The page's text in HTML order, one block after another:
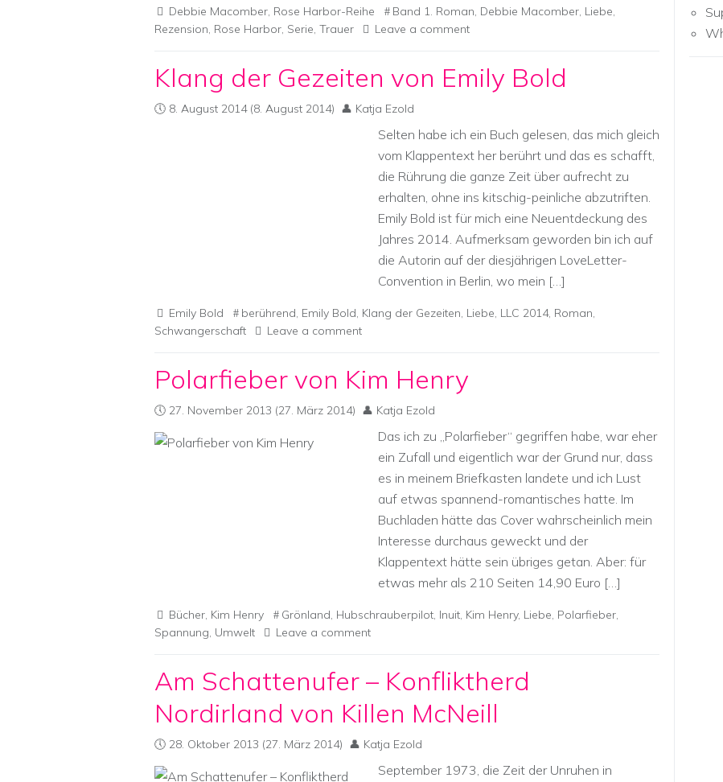
Debbie Macomber, Rose Harbor-Reihe Band 1. Roman, Debbie Macomber, Liebe,
Rezension, Rose Harbor, Serie, Trauer Leave a comment
Klang der Gezeiten von Emily Bold
8. August 2014(8. August 2014) Katja Ezold
Selten habe ich ein Buch gelesen, das mich gleich
vom Klappentext her berührt und das es schafft,
die Rührung die ganze Zeit über aufrecht zu
erhalten, ohne ins kitschig-peinliche abzutriften.
Emily Bold ist für mich eine Neuentdeckung des
Jahres 2014. Aufmerksam geworden bin ich auf
die Autorin auf der diesjährigen LoveLetter-
Convention in Berlin, wo mein […]
Emily Bold berührend, Emily Bold, Klang der Gezeiten, Liebe, LLC 2014, Roman,
Schwangerschaft
Leave a comment
Polarfieber von Kim Henry
27. November 2013 (27. März 2014) Katja Ezold
Das ich zu „Polarfieber“ gegriffen habe, war eher
ein Zufall und eigentlich war der Grund nur, dass
es in meinem Briefkasten landete und ich Lust
auf etwas spannend-romantisches hatte. Im
Buchladen hätte das Cover wahrscheinlich mein
Interesse durchaus geweckt und der
Klappentext hätte sein übriges getan. Aber: für
etwas mehr als 210 Seiten 14,90 Euro […]
Bücher, Kim Henry Grönland, Hubschrauberpilot, Inuit, Kim Henry, Liebe, Polarfieber,
Spannung, Umwelt Leave a comment
Am Schattenufer – Konfliktherd
Nordirland von Killen McNeill
28. Oktober 2013 (27. März 2014) Katja Ezold
September 1973, die Zeit der Unruhen in